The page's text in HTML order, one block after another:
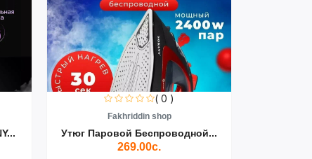
( 0 )
Fakhriddin shop
Утюг Паровой Беспроводной...
269.00с.